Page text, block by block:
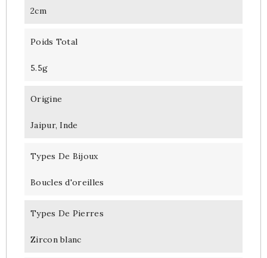
2cm
Poids Total
5.5g
Origine
Jaipur, Inde
Types De Bijoux
Boucles d'oreilles
Types De Pierres
Zircon blanc